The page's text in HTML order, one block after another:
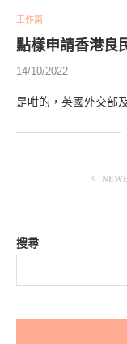
工作篇
點樣申請香港良
14/10/2022
是咁的，英國外交部
搜尋